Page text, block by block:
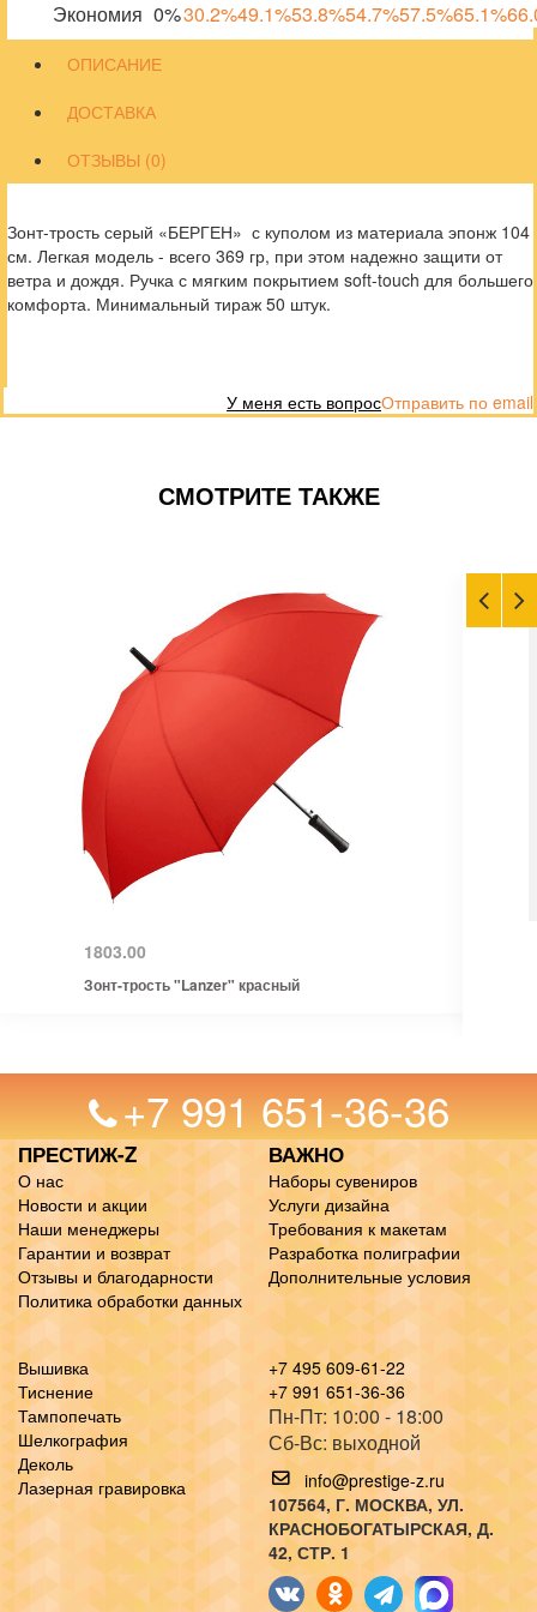
Экономия 0%30.2%49.1%53.8%54.7%57.5%65.1%
ОПИСАНИЕ
ДОСТАВКА
ОТЗЫВЫ (0)
Зонт-трость серый «БЕРГЕН» с куполом из материала эпонж 104
см. Легкая модель - всего 369 гр, при этом надежно защити от
ветра и дождя. Ручка с мягким покрытием soft-touch для большего
комфорта. Минимальный тираж 50 штук.
Отправить по email
У меня есть вопрос
СМОТРИТЕ ТАКЖЕ
1803.00
Зонт-трость "Lanzer" красный
+7 991 651-36-36
ПРЕСТИЖ-Z
О нас
Новости и акции
Наши менеджеры
Гарантии и возврат
Отзывы и благодарности
Политика обработки данных
ВАЖНО
Наборы сувениров
Услуги дизайна
Требования к макетам
Разработка полиграфии
Дополнительные условия
Вышивка
Тиснение
Тампопечать
Шелкография
Деколь
Лазерная гравировка
+7 495 609-61-22
+7 991 651-36-36
Пн-Пт: 10:00 - 18:00
Сб-Вс: выходной
info@prestige-z.ru
107564, Г. МОСКВА, УЛ.
КРАСНОБОГАТЫРСКАЯ, Д.
42, СТР. 1